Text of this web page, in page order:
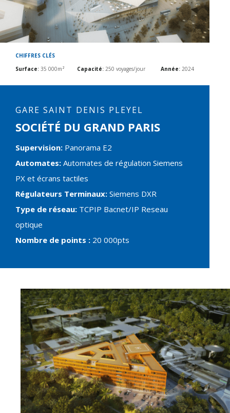
GARE SAINT DENIS PLEYEL
SOCIÉTÉ DU GRAND PARIS
Supervision: Panorama E2
Automates: Automates de régulation Siemens
PX et écrans tactiles
Régulateurs Terminaux: Siemens DXR
Type de réseau: TCPIP Bacnet/IP Reseau
optique
Nombre de points : 20 000pts
CHIFFRES CLÉS
Surface: 35 000m² Capacité: 250 voyages/jour Année: 2024